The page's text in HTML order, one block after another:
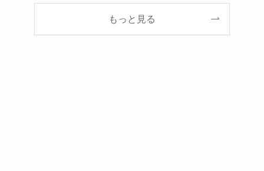
もっと見る